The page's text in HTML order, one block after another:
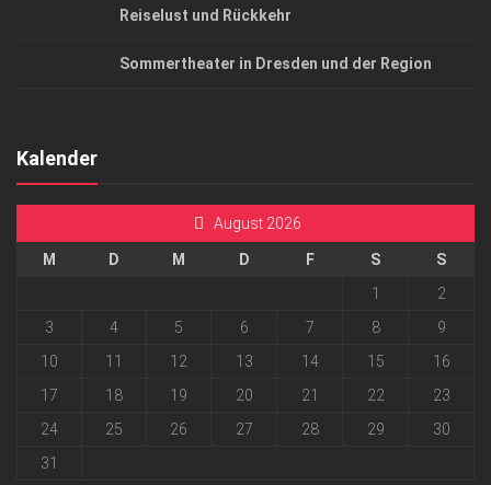
Reiselust und Rückkehr
Sommertheater in Dresden und der Region
Kalender
August 2026
M D M D F S
S
1
2
3
4 5 6 7 8
9
10
11 12 13 14 15
16
17
18 19 20 21 22
23
24
25 26 27 28 29
30
31